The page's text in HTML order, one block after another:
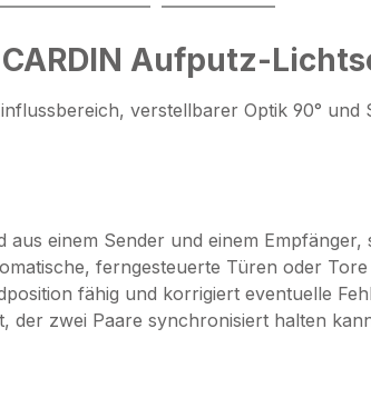
Aufputz-
verstellbarer Optik 90°
aus einem Sender und einem
ferngesteuerte Türen oder
fähig und korrigiert eventuelle
der zwei Paare synchronisiert halten